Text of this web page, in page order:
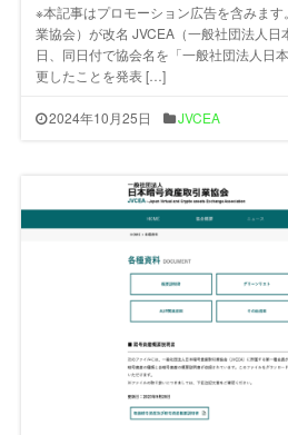
※本記事はプロモーション広告を含みま
業協会）が改名 JVCEA（一般社団法人
日、同日付で協会名を「一般社団法人日
更したことを発表 […]
2024年10月25日 JVCEA